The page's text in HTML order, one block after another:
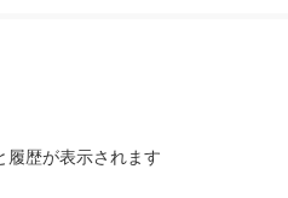
履歴が表示されます